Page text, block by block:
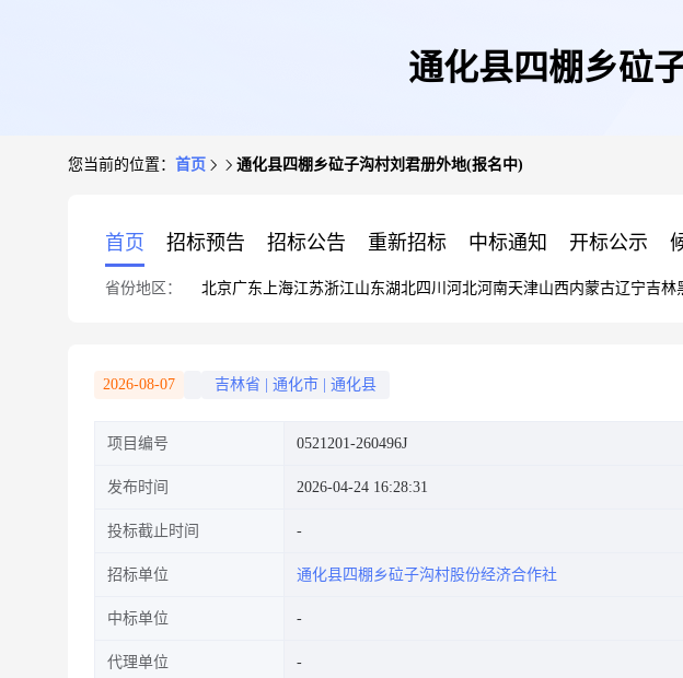
通化县四棚乡砬
您当前的位置： 首页 通化县四棚乡砬子沟村刘君册外地(报名中)
首页 招标预告 招标公告 重新招标 中标通知 开标公示
省份地区： 北京广东 上海江苏浙江山东湖北四川 河北河南天津山西内蒙古辽宁吉林
2026-08-07 吉林省 通化市 通化县
项目编号 0521201-260496J
发布时间 2026-04-24 16:28:31
投标截止时间
招标单位 通化县四棚乡砬子沟村股份经济合作社
中标单位
代理单位